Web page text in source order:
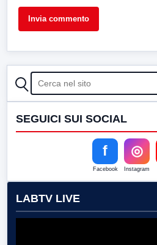
CERCA
SEGUICI SUI SOCIAL
f
Facebook
◎
Instagram
LABTV LIVE